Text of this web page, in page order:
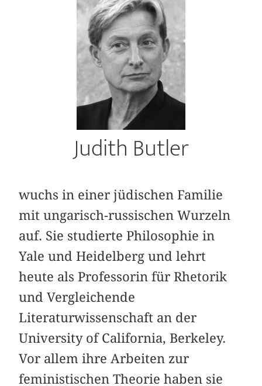
Judith Butler
wuchs in einer jüdischen Familie
mit ungarisch-russischen Wurzeln
auf. Sie studierte Philosophie in
Yale und Heidelberg und lehrt
heute als Professorin für Rhetorik
und Vergleichende
Literaturwissenschaft an der
University of California, Berkeley.
Vor allem ihre Arbeiten zur
feministischen Theorie haben sie